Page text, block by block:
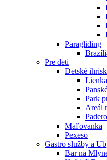
Paragliding
Pre deti
Detské
Lienka
Park
Areál
Maľovanka
Pexeso
Gastro služby a
Bar na